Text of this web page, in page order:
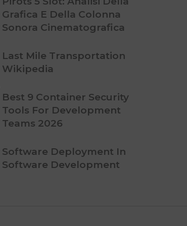
Grafica E Della Colonna
Sonora Cinematografica
Last Mile Transportation
Wikipedia
Best 9 Container Security
Tools For Development
Teams 2026
Software Deployment In
Software Development